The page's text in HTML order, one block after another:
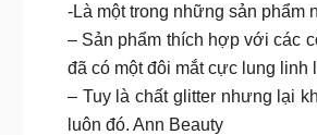
-Là một trong những sản phẩm
– Sản phẩm thích hợp với các
đã có một đôi mắt cực lung linh
– Tuy là chất glitter nhưng lại
luôn đó. Ann Beauty